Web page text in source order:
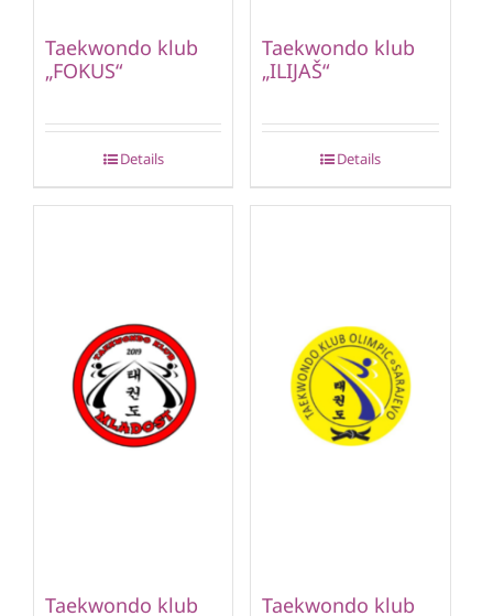
Taekwondo klub
„FOKUS“
Details
Taekwondo klub
„ILIJAŠ“
Details
Taekwondo klub
Taekwondo klub